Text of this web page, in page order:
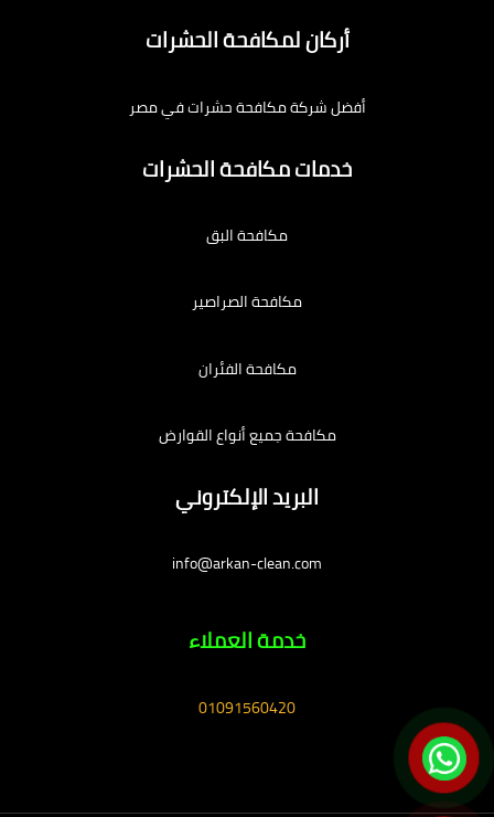
أركان لمكافحة الحشرات
أفضل شركة مكافحة حشرات في مصر
خدمات مكافحة الحشرات
مكافحة البق
مكافحة الصراصير
مكافحة الفئران
مكافحة جميع أنواع القوارض
البريد الإلكتروني
info@arkan-clean.com
خدمة العملاء
01091560420